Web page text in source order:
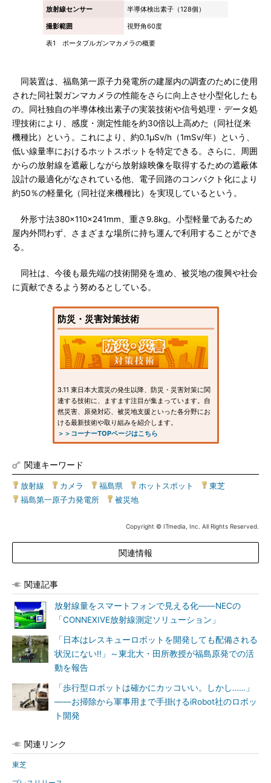
放射線センサー
半導体検出素子（128個）
撮影範囲
視野角60度
表1 ポータブルガンマカメラの概要
同装置は、福島第一原子力発電所の建屋内の調査のために使用
された同社製ガンマカメラの性能をさらに向上させ小型化したも
の。同社独自の半導体検出素子の実装技術や信号処理・データ処
理技術により、感度・測定性能を約30倍以上高めた（同社従来
機種比）という。これにより、約0.1μSv/h（1mSv/年）という、
低い線量率におけるホットスポットを特定できる。さらに、周囲
からの放射線を遮蔽しながら放射線映像を取得するための遮蔽体
設計の最適化がなされている他、電子回路のコンパクト化により
約50％の軽量化（同社従来機種比）を実現しているという。
外形寸法380×110×241mm、重さ9.8kg。小型軽量であるため
屋内外問わず、さまざまな場所に持ち運んで利用することができ
る。
同社は、今後も最先端の技術開発を進め、被災地の復興や社会
に貢献できるよう努めるとしている。
防災・災害対策技術
3.11 東日本大震災の発生以降、防災・災害対策に関
連する技術に、ますます注目が集まっています。自
然災害、原発対応、被災地支援といった各分野にお
ける最新技術や取り組みを紹介します。
＞＞コーナーTOPページはこちら
関連キーワード
放射線 カメラ 福島県 ホットスポット 東芝
福島第一原子力発電所
被災地
Copyright © ITmedia, Inc. All Rights Reserved.
関連情報
関連記事
放射線量をスマートフォンで見える化――NECの
「CONNEXIVE放射線測定ソリューション」
「日本はレスキューロボットを開発しても配備される
状況にない!!」～東北大・田所教授が福島原発での活
動を報告
「歩行型ロボットは確かにカッコいい。しかし……」
――お掃除から軍事用まで手掛けるiRobot社のロボッ
ト開発
関連リンク
東芝